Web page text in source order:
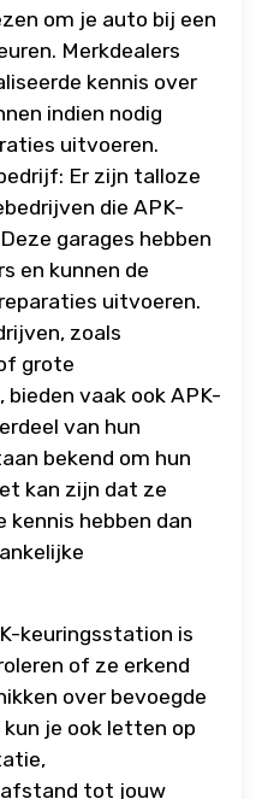
om je auto bij een
Merkdealers
kennis over
indien nodig
uitvoeren.
Er zijn talloze
die APK-
garages hebben
en kunnen de
uitvoeren.
zoals
grote
vaak ook APK-
van hun
bekend om hun
kan zijn dat ze
kennis hebben dan
keuringsstation is
of ze erkend
over bevoegde
je ook letten op
afstand tot jouw